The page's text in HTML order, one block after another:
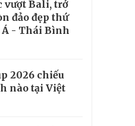
vượt Bali, trở
đảo đẹp thứ
- Thái Bình
2026 chiếu
nào tại Việt